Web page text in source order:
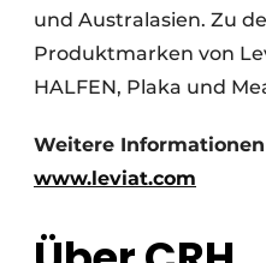
und Australasien. Zu
Produktmarken von
HALFEN, Plaka und
Weitere
www.leviat.com